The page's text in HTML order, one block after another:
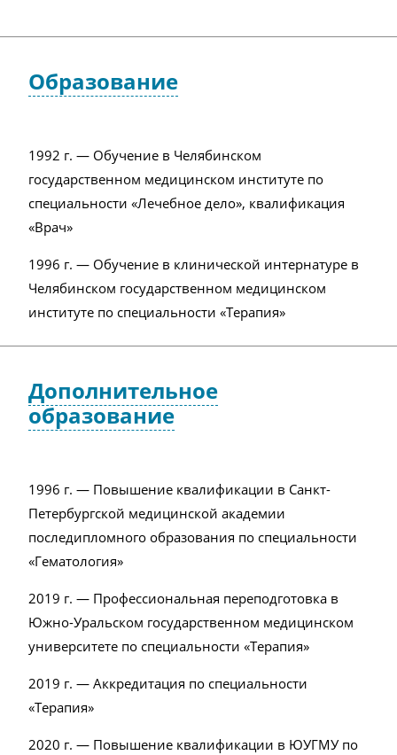
Образование
1992 г. — Обучение в Челябинском
государственном медицинском институте по
специальности «Лечебное дело», квалификация
«Врач»
1996 г. — Обучение в клинической интернатуре в
Челябинском государственном медицинском
институте по специальности «Терапия»
Дополнительное
образование
1996 г. — Повышение квалификации в Санкт-
Петербургской медицинской академии
последипломного образования по специальности
«Гематология»
2019 г. — Профессиональная переподготовка в
Южно-Уральском государственном медицинском
университете по специальности «Терапия»
2019 г. — Аккредитация по специальности
«Терапия»
2020 г. — Повышение квалификации в ЮУГМУ по